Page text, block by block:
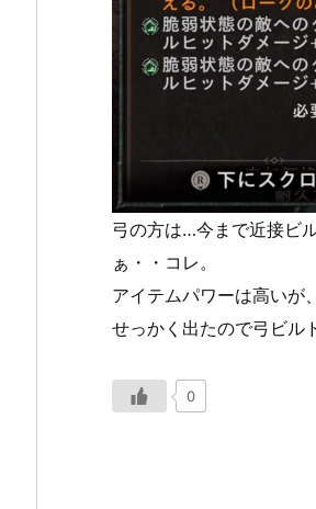
弓の方は…今まで近接ビ
ぁ・・コレ。
アイテムパワーは高いが
せっかく出たので弓ビル
0